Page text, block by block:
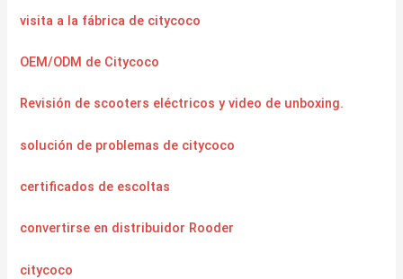
visita a la fábrica de citycoco
OEM/ODM de Citycoco
Revisión de scooters eléctricos y video de unboxing.
solución de problemas de citycoco
certificados de escoltas
convertirse en distribuidor Rooder
citycoco